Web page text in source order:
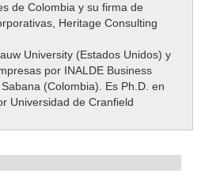
de Colombia y su firma de
Heritage Consulting
University (Estados Unidos) y
por INALDE Business
(Colombia). Es Ph.D. en
Universidad de Cranfield